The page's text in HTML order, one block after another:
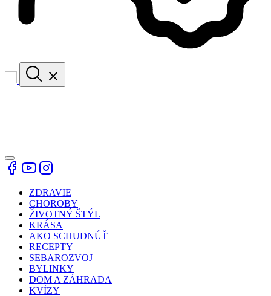
ZDRAVIE
CHOROBY
ŽIVOTNÝ ŠTÝL
KRÁSA
AKO SCHUDNÚŤ
RECEPTY
SEBAROZVOJ
BYLINKY
DOM A ZÁHRADA
KVÍZY